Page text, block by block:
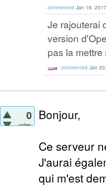
commented Jan 19, 2017
Je rajouterai
version
pas la mettre
commented Jan
0
votes
Bonjour,
Ce serveur
J'aurai
qui m'est